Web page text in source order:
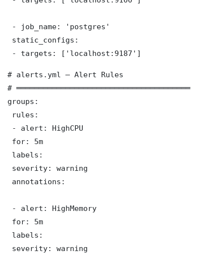
- job_name: 'postgres'
static_configs:
- targets: ['localhost:9187']
# alerts.yml — Alert Rules
# ═══════════════════════════════════════
groups:
rules:
- alert: HighCPU
for: 5m
labels:
severity: warning
annotations:
- alert: HighMemory
for: 5m
labels:
severity: warning